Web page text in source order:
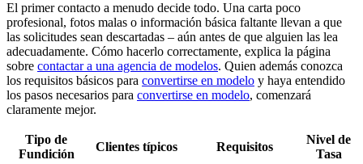
El primer contacto a menudo decide todo. Una carta poco
profesional, fotos malas o información básica faltante llevan a que
las solicitudes sean descartadas – aún antes de que alguien las lea
adecuadamente. Cómo hacerlo correctamente, explica la página
sobre contactar a una agencia de modelos. Quien además conozca
los requisitos básicos para convertirse en modelo y haya entendido
los pasos necesarios para convertirse en modelo, comenzará
claramente mejor.
Tipo de
Fundición
Clientes típicos Requisitos
Nivel de
Tasa